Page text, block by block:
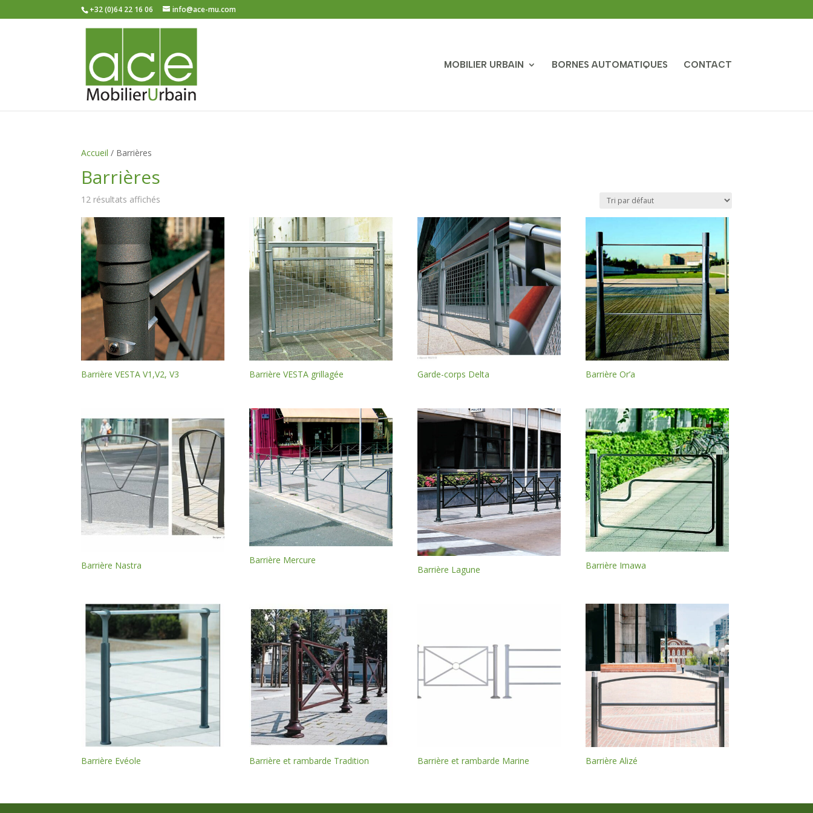
+32 (0)64 22 16 06 info@ace-mu.com
MOBILIER URBAIN BORNES AUTOMATIQUES CONTACT
Accueil / Barrières
Barrières
12 résultats affichés
Barrière VESTA V1,V2, V3 Barrière VESTA grillagée Garde-corps Delta Barrière Or’a
Barrière Nastra
Barrière Mercure
Barrière Lagune
Barrière Imawa
Barrière Evéole Barrière et rambarde Tradition Barrière et rambarde Marine Barrière Alizé